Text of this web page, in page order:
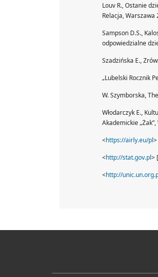
Louv R., Ostanie
Relacja, Warszawa
Sampson D.S.,
odpowiedzialne
Szadzińska E.,
„Lubelski Rocznik
W. Szymborska,
Włodarczyk E.,
Akademickie
<https://airly.eu/pl
<http://stat.gov.pl>
<http://